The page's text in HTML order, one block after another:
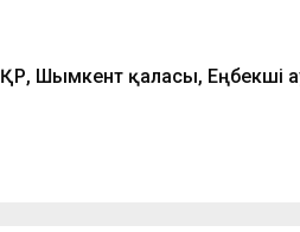
ҚР, Шымкент қаласы, Еңбекші